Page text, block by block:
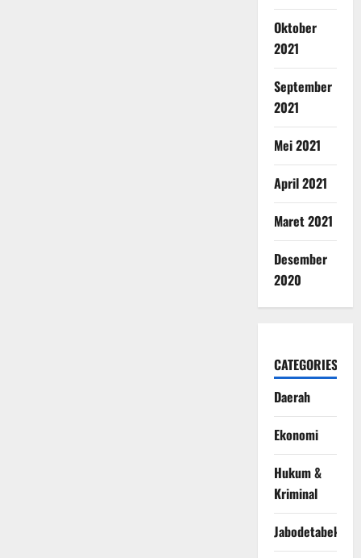
Oktober
2021
September
2021
Mei 2021
April 2021
Maret 2021
Desember
2020
CATEGORIES
Daerah
Ekonomi
Hukum &
Kriminal
Jabodetabek